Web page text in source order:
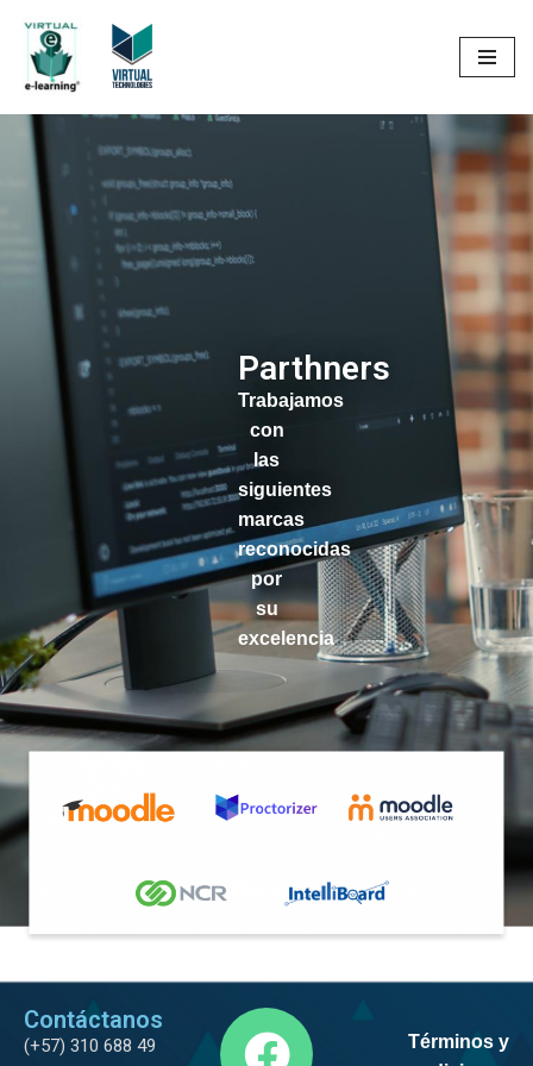
Saltar
al
contenido
Parthners
Trabajamos
con
las
siguientes
marcas
reconocidas
por
su
excelencia
Contáctanos
(+57) 310 688 49
Términos y